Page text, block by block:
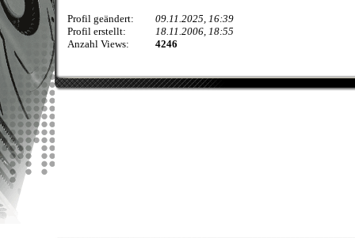
Profil geändert:
09.11.2025, 16:39
Profil erstellt:
18.11.2006, 18:55
Anzahl Views:
4246